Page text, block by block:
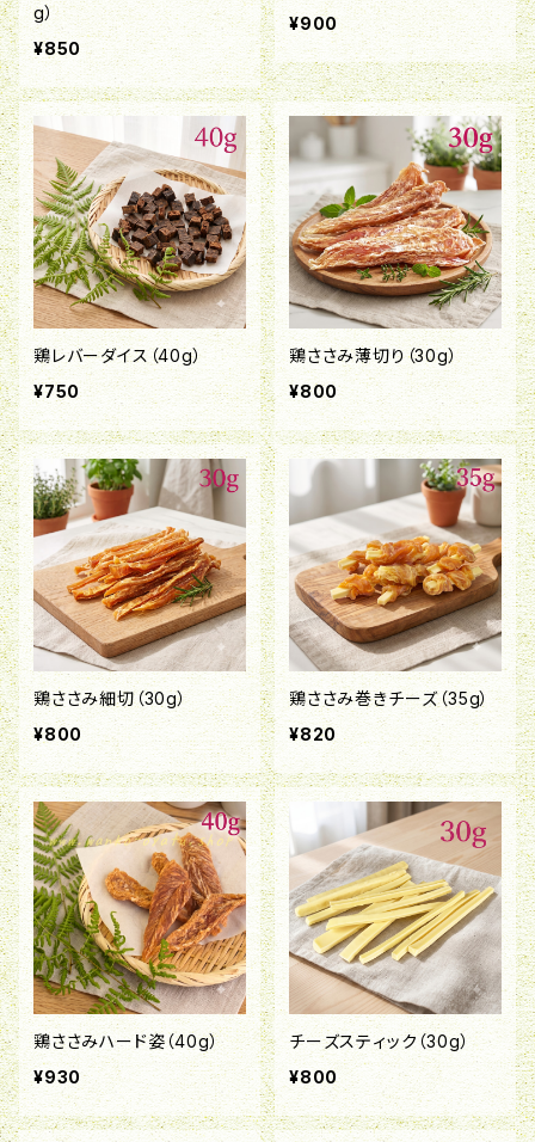
g）
¥850
¥900
鶏レバーダイス（40g）
¥750
鶏ささみ薄切り（30g）
¥800
鶏ささみ細切（30g）
¥800
鶏ささみ巻きチーズ（35g）
¥820
鶏ささみハード姿（40g）
¥930
チーズスティック（30g）
¥800